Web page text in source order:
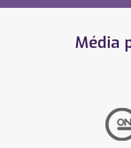
Média